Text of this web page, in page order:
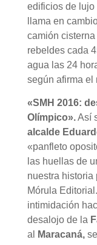
edificios de lujo
llama en
camión
rebeldes cada
agua las 24
según afirma el
«SMH 2016:
Olímpico».Así
alcalde
«panfleto
las huellas de
nuestra historia
Mórula
intimidación
desalojo de la
al
Maracaná,